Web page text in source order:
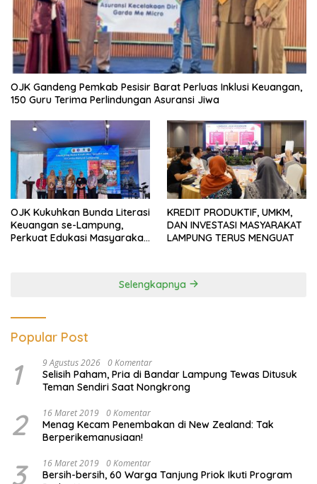
OJK Gandeng Pemkab Pesisir Barat Perluas Inklusi Keuangan,
150 Guru Terima Perlindungan Asuransi Jiwa
OJK Kukuhkan Bunda Literasi
Keuangan se-Lampung,
Perkuat Edukasi Masyarakat
KREDIT PRODUKTIF, UMKM,
DAN INVESTASI MASYARAKAT
LAMPUNG TERUS MENGUAT
Selengkapnya
Popular Post
1 9 Agustus 2026 0 Komentar
Selisih Paham, Pria di Bandar Lampung Tewas Ditusuk
Teman Sendiri Saat Nongkrong
2 16 Maret 2019 0 Komentar
Menag Kecam Penembakan di New Zealand: Tak
Berperikemanusiaan!
3 16 Maret 2019 0 Komentar
Bersih-bersih, 60 Warga Tanjung Priok Ikuti Program